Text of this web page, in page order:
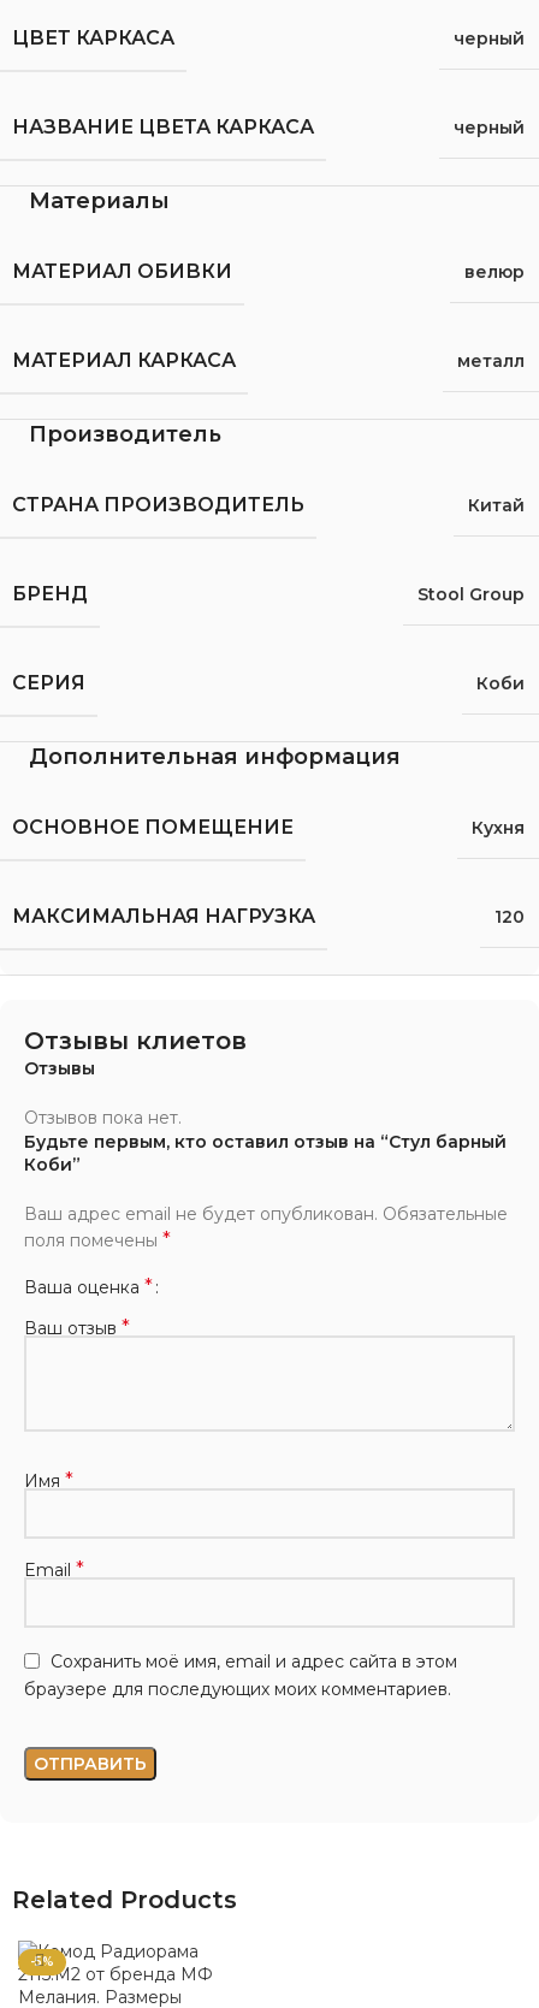
ЦВЕТ КАРКАСА черный
НАЗВАНИЕ ЦВЕТА КАРКАСА черный
Материалы
МАТЕРИАЛ ОБИВКИ велюр
МАТЕРИАЛ КАРКАСА металл
Производитель
СТРАНА ПРОИЗВОДИТЕЛЬ Китай
БРЕНД Stool Group
СЕРИЯ Коби
Дополнительная информация
ОСНОВНОЕ ПОМЕЩЕНИЕ Кухня
МАКСИМАЛЬНАЯ НАГРУЗКА 120
Отзывы клиетов
Отзывы
Отзывов пока нет.
Будьте первым, кто оставил отзыв на “Стул барный
Коби”
Ваш адрес email не будет опубликован. Обязательные
поля помечены *
Ваша оценка *
Ваш отзыв *
Имя *
Email *
Сохранить моё имя, email и адрес сайта в этом
браузере для последующих моих комментариев.
Related Products
-5%